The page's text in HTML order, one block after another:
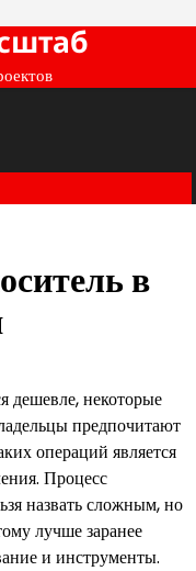
в
дешевле, некоторые
предпочитают
операций является
Процесс
назвать сложным, но
лучше заранее
и инструменты.